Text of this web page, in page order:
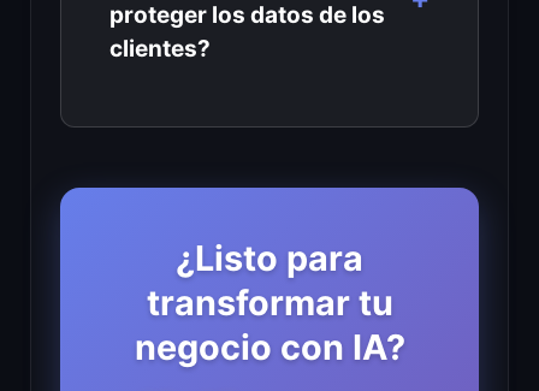
proteger los datos de los
clientes?
¿Listo para
transformar tu
negocio con IA?